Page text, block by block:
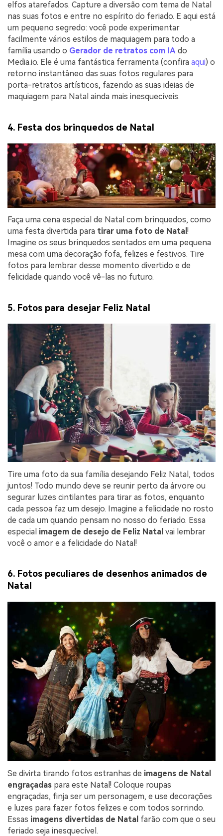
elfos atarefados. Capture a diversão com tema de Natal
nas suas fotos e entre no espírito do feriado. E aqui está
um pequeno segredo: você pode experimentar
facilmente vários estilos de maquiagem para todo a
família usando o Gerador de retratos com IA do
Media.io. Ele é uma fantástica ferramenta (confira aqui) o
retorno instantâneo das suas fotos regulares para
porta-retratos artísticos, fazendo as suas ideias de
maquiagem para Natal ainda mais inesquecíveis.
4. Festa dos brinquedos de Natal
Faça uma cena especial de Natal com brinquedos, como
uma festa divertida para tirar uma foto de Natal !
Imagine os seus brinquedos sentados em uma pequena
mesa com uma decoração fofa, felizes e festivos. Tire
fotos para lembrar desse momento divertido e de
felicidade quando você vê-las no futuro.
5. Fotos para desejar Feliz Natal
Tire uma foto da sua família desejando Feliz Natal, todos
juntos! Todo mundo deve se reunir perto da árvore ou
segurar luzes cintilantes para tirar as fotos, enquanto
cada pessoa faz um desejo. Imagine a felicidade no rosto
de cada um quando pensam no nosso do feriado. Essa
especial imagem de desejo de Feliz Natal vai lembrar
você o amor e a felicidade do Natal!
6. Fotos peculiares de desenhos animados de
Natal
Se divirta tirando fotos estranhas de imagens de Natal
engraçadas para este Natal! Coloque roupas
engraçadas, finja ser um personagem, e use decorações
e luzes para fazer fotos felizes e com todos sorrindo.
Essas imagens divertidas de Natal farão com que o seu
feriado seja inesquecível.